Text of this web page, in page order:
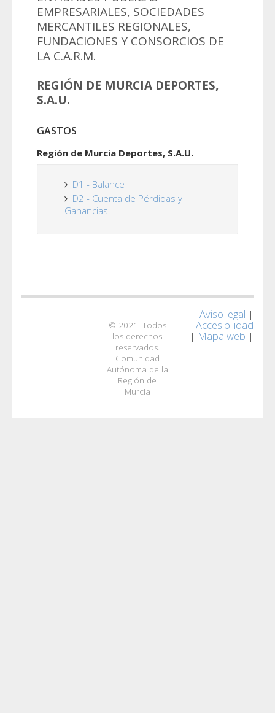
EMPRESARIALES, SOCIEDADES
MERCANTILES REGIONALES,
FUNDACIONES Y CONSORCIOS DE
LA C.A.R.M.
REGIÓN DE MURCIA DEPORTES,
S.A.U.
GASTOS
Región de Murcia Deportes, S.A.U.
D1 - Balance
D2 - Cuenta de Pérdidas y
Ganancias.
© 2021. Todos
los derechos
reservados.
Comunidad
Autónoma de la
Región de
Murcia
Aviso legal |
Accesibilidad
| Mapa web |